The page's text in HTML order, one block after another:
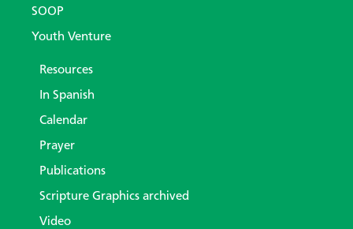
SOOP
Youth Venture
Resources
In Spanish
Calendar
Prayer
Publications
Scripture Graphics archived
Video